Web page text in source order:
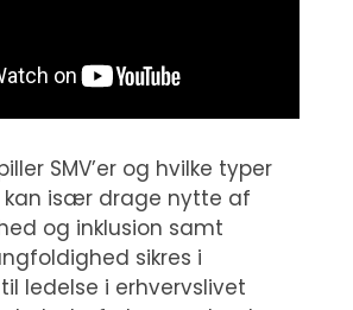
SMV’er og hvilke typer
kan især drage nytte af
og inklusion samt
sikres i
ledelse i erhvervslivet